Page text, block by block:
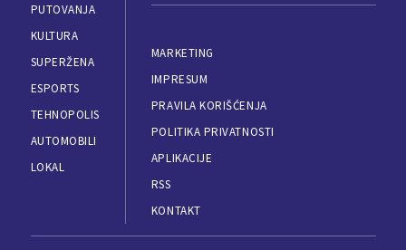
PUTOVANJA
KULTURA
SUPERŽENA
ESPORTS
TEHNOPOLIS
AUTOMOBILI
LOKAL
MARKETING
IMPRESUM
PRAVILA KORIŠĆENJA
POLITIKA PRIVATNOSTI
APLIKACIJE
RSS
KONTAKT